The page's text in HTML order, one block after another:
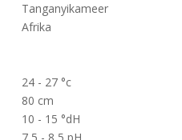
Tanganyikameer
Afrika
24 - 27 °c
80 cm
10 - 15 °dH